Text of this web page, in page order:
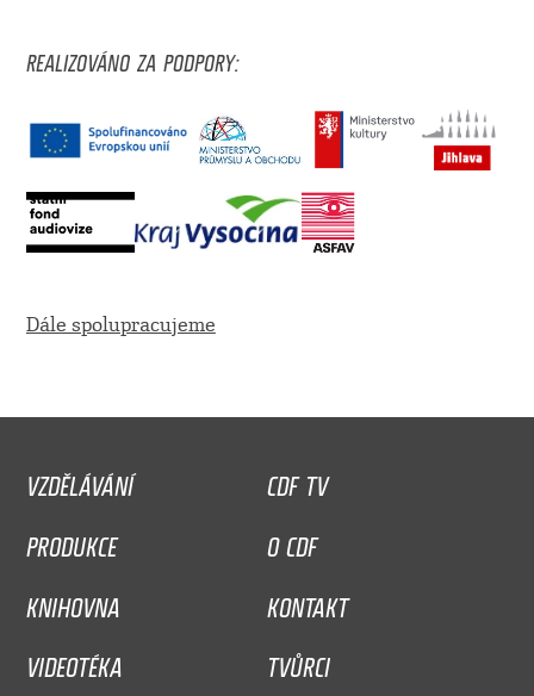
REALIZOVÁNO ZA PODPORY:
Dále spolupracujeme
VZDĚLÁVÁNÍ
CDF TV
PRODUKCE
O CDF
KNIHOVNA
KONTAKT
VIDEOTÉKA
TVŮRCI